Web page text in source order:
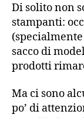
Di solito non
stampanti:
sacco di
prodotti
Ma ci sono
po’ di